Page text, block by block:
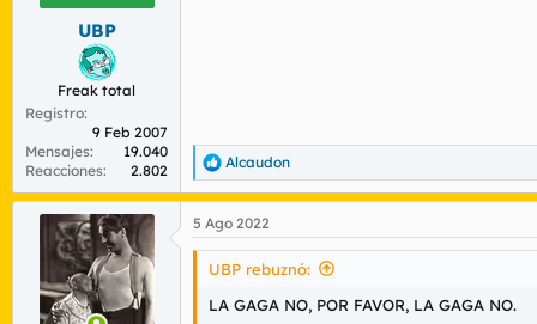
UBP
Freak total
Registro
9 Feb 2007
Mensajes
19.040
Reacciones
2.802
R
e
a
c
c
Alcaudon
5 Ago 2022
UBP rebuznó:
LA GAGA NO, POR FAVOR, LA GAGA NO.